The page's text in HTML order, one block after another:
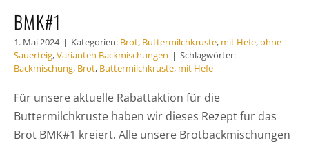
BMK#1
1. Mai 2024 | Kategorien: Brot, Buttermilchkruste, mit Hefe,ohne
Sauerteig,Varianten Backmischungen | Schlagwörter:
Backmischung, Brot, Buttermilchkruste, mit Hefe
Für unsere aktuelle Rabattaktion für die
Buttermilchkruste haben wir dieses Rezept für das
Brot BMK#1 kreiert. Alle unsere Brotbackmischungen